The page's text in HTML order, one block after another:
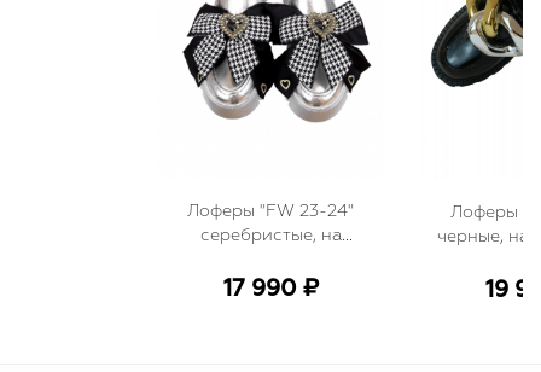
Лоферы "FW 23-24"
серебристые, на
бант кружево со стразами
17 990 ₽
Лоферы
черные, на
19